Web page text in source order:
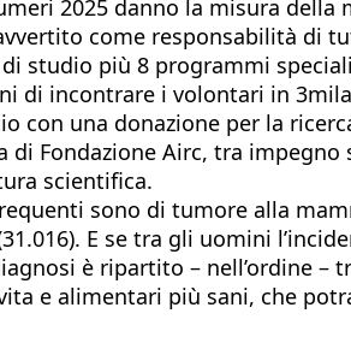
2025 danno la misura della
come responsabilità di
studio più 8 programmi
di incontrare i volontari in
con una donazione per la
di Fondazione Airc, tra
scientifica.
sono di tumore alla
E se tra gli uomini
è ripartito – nell’ordine
e alimentari più sani, che